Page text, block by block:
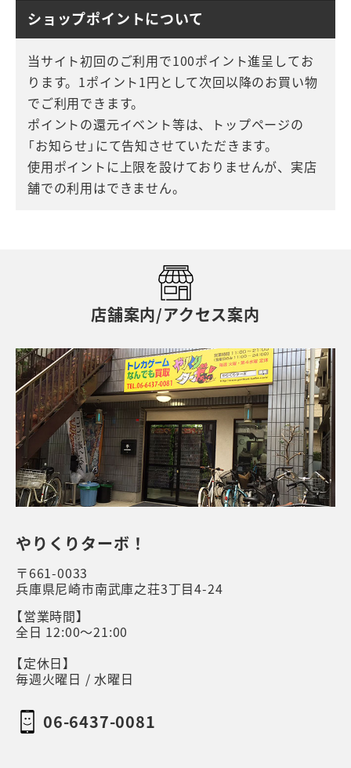
ショップポイントについて
当サイト初回のご利用で100ポイント進呈してお
ります。1ポイント1円として次回以降のお買い物
でご利用できます。
ポイントの還元イベント等は、トップページの
「お知らせ」にて告知させていただきます。
使用ポイントに上限を設けておりませんが、実店
舗での利用はできません。
店舗案内/アクセス案内
やりくりターボ！
〒661-0033
兵庫県尼崎市南武庫之荘3丁目4-24
【営業時間】
全日 12:00～21:00
【定休日】
毎週火曜日 / 水曜日
06-6437-0081